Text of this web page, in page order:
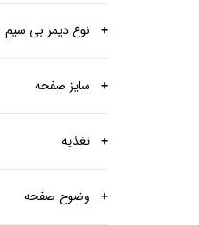
نوع دیمر بی سیم
سایز صفحه
تغذیه
وضوح صفحه